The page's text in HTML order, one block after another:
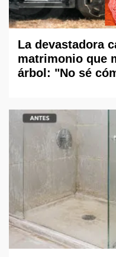
La devastadora
matrimonio que
árbol: "No sé